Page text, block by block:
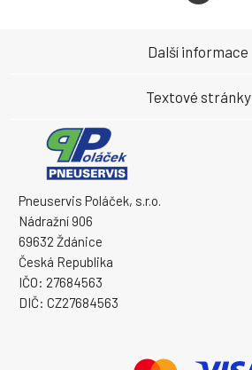
Pneuservis Poláček, s.r.o.
Nádražní 906
69632 Ždánice
Česká Republika
IČO: 27684563
DIČ: CZ27684563
Další informace
Textové stránky